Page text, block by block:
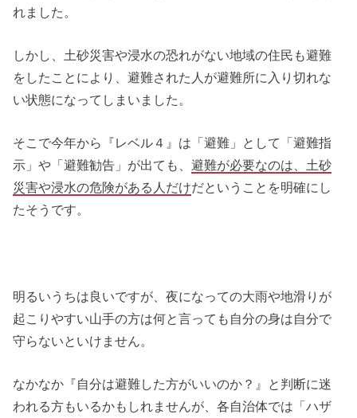
れました。
しかし、土砂災害や浸水の恐れがない地域の住民も避難
をしたことにより、避難された人が避難所に入り切れな
い状態になってしまいました。
そこで今年から『レベル４』は「避難」として「避難指
示」や「避難勧告」が出ても、避難が必要なのは、土砂
災害や浸水の危険がある人だけだということを明確にし
たそうです。
明るいうちは良いですが、夜になっての大雨や地滑りが
起こりやすい山手の方は何と言っても自分の身は自分で
守らないといけません。
なかなか『自分は避難した方がいいのか？』と判断に迷
われる方もいるかもしれませんが、各自治体では「ハザ